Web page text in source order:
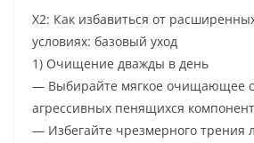
Х2: Как избавиться от
условиях: базовый уход
1) Очищение дважды в день
— Выбирайте мягкое очищающее
агрессивных пенящихся
— Избегайте чрезмерного трения